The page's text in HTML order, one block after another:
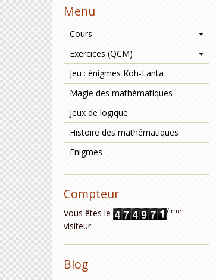
Menu
Cours
Exercices (QCM)
Jeu : énigmes Koh-Lanta
Magie des mathématiques
Jeux de logique
Histoire des mathématiques
Enigmes
Compteur
Vous êtes le ème
visiteur
Blog